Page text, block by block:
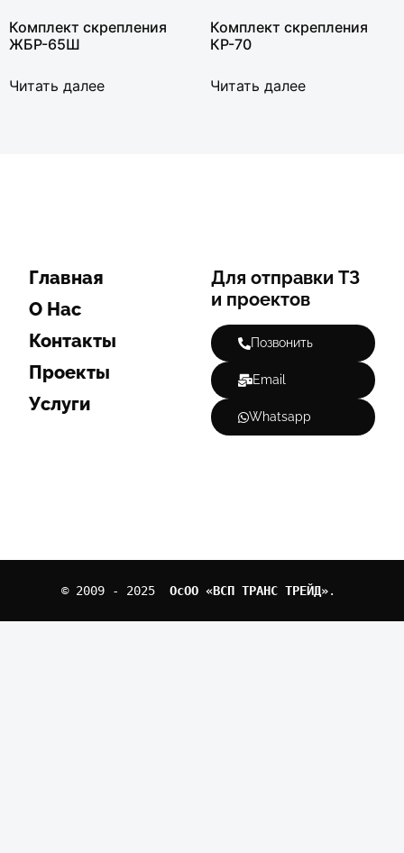
Комплект скрепления
ЖБР-65Ш
Читать далее
Комплект скрепления
КР-70
Читать далее
Главная
О Нас
Контакты
Проекты
Услуги
Для отправки ТЗ
и проектов
Позвонить
Email
Whatsapp
© 2009 - 2025 ОcОО «ВСП ТРАНС ТРЕЙД».